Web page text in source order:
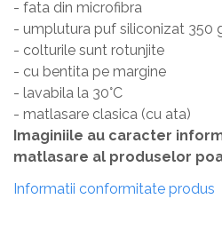
- fata din microfibra
- umplutura puf siliconizat 350
- colturile sunt rotunjite
- cu bentita pe margine
- lavabila la 30°C
- matlasare clasica (cu ata)
Imaginiile au caracter
matlasare al produselor
Informatii conformitate produs